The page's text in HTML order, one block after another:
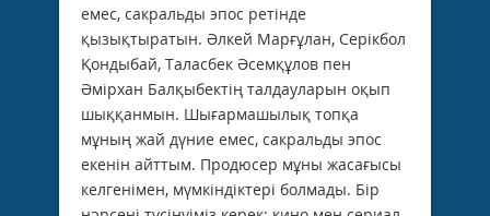
емес, сакральды эпос ретінде
қызықтыратын. Әлкей Марғұлан, Серікбол
Қондыбай, Таласбек Әсемқұлов пен
Әмірхан Балқыбектің талдауларын оқып
шыққанмын. Шығармашылық топқа
мұның жай дүние емес, сакральды эпос
екенін айттым. Продюсер мұны жасағысы
келгенімен, мүмкіндіктері болмады. Бір